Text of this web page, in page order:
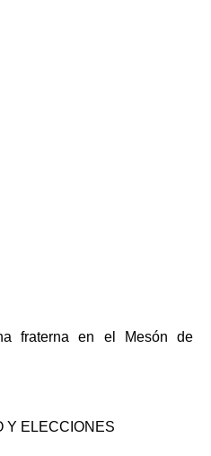
fraterna en el Mesón de
Y ELECCIONES